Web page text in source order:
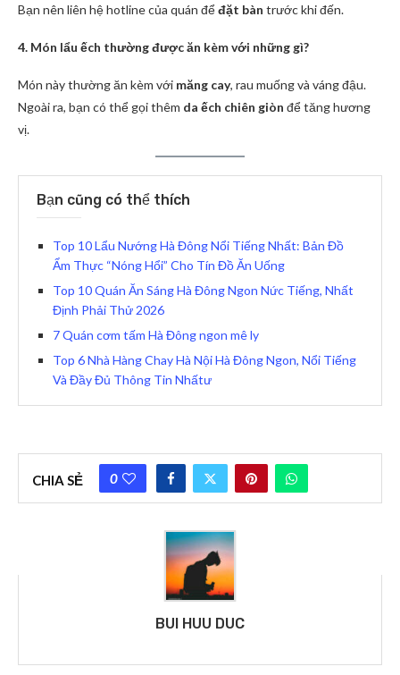
Bạn nên liên hệ hotline của quán đểđặt bàn trước khi đến.
4. Món lẩu ếch thường được ăn kèm với những gì?
Món này thường ăn kèm với măng cay, rau muống và váng đậu.
Ngoài ra, bạn có thể gọi thêm da ếch chiên giòn để tăng hương
vị.
Bạn cũng có thể thích
Top 10 Lẩu Nướng Hà Đông Nổi Tiếng Nhất: Bản Đồ
Ẩm Thực “Nóng Hổi” Cho Tín Đồ Ăn Uống
Top 10 Quán Ăn Sáng Hà Đông Ngon Nức Tiếng, Nhất
Định Phải Thử 2026
7 Quán cơm tấm Hà Đông ngon mê ly
Top 6 Nhà Hàng Chay Hà Nội Hà Đông Ngon, Nổi Tiếng
Và Đầy Đủ Thông Tin Nhấtư
CHIA SẺ 0
BUI HUU DUC